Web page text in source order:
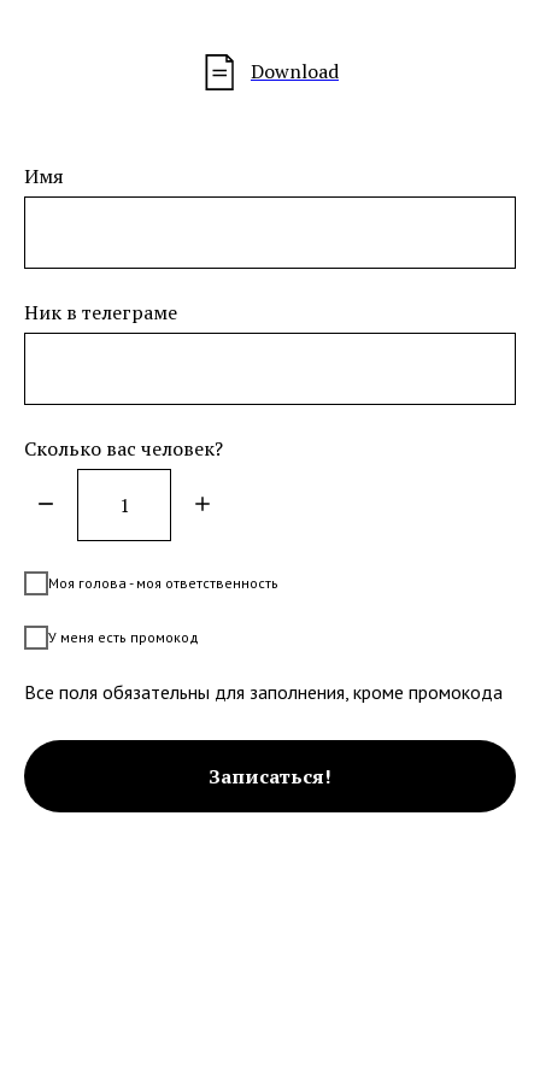
Download
Имя
Ник в телеграме
Сколько вас человек?
Моя голова - моя ответственность
У меня есть промокод
Все поля обязательны для заполнения, кроме промокода
Записаться!